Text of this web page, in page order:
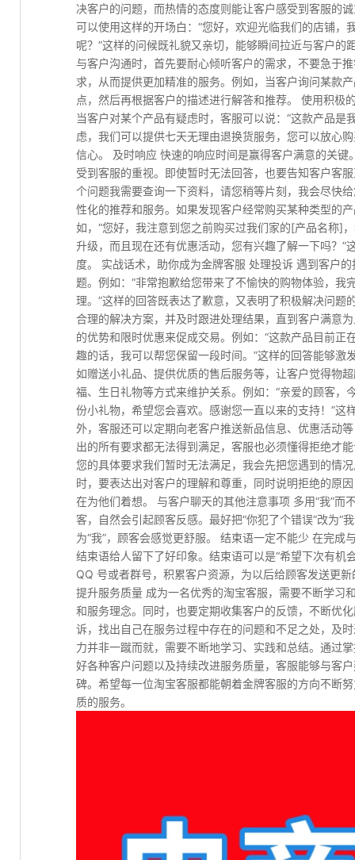
决客户的问题，而热情的态度则能让客户感受到客服的
可以使用这样的开场白：“您好，欢迎光临我们的店铺
呢？”这样的问候既礼貌又亲切，能够瞬间拉近与客户
与客户沟通时，首先要耐心倾听客户的需求，不要急于
求，从而提供更加精准的服务。例如，当客户询问某款
点，然后再根据客户的描述进行解答和推荐。 使用积极
当客户对某个产品有疑虑时，客服可以说：“这款产品
虑，我们可以提供七天无理由退换货服务，您可以放心
信心。 及时响应 快速的响应时间是赢得客户满意的关
受到客服的重视。即使暂时无法回答，也要告知客户客
个问题我需要查询一下资料，请您稍等片刻，我会尽快
性化的推荐和服务。如果发现客户经常购买某种类型的
如，“您好，我注意到您之前购买过我们家的[产品名称]
升级，而且现在还有优惠活动，您有兴趣了解一下吗？
度。 实战话术，助你成为金牌客服 处理投诉 遇到客户
题。例如：“非常抱歉给您带来了不愉快的购物体验，
理。”这样的回答既表达了歉意，又表明了积极解决问
合理的解决方案，并及时跟进处理结果，直到客户满意
的优势和限时优惠来促成交易。例如：“这款产品目前
趣的话，我可以帮您保留一段时间。”这样的回答能够
如赠送小礼品、提供优质的售后服务等，让客户觉得物
福、生日礼物等方式来维护关系。例如：“亲爱的顾客
份小礼物，希望您会喜欢。感谢您一直以来的支持！”
外，客服还可以定期向老客户推送新品信息、优惠活动
出的所有要求都无法得到满足，客服也必须懂得拒绝才
您的具体要求我们暂时无法满足，我会先把您遇到的情
时，要表达出对客户的理解和尊重，同时说明拒绝的原
在为他们着想。 与客户聊天的其他注意事项 多用“我”而
客，自然会引起顾客反感。最好把“你犯了个错误”改为“
为“我”，顾客会感觉更舒服。 结束语一定不能少 在完
结束语给人留下了好印象。结束语可以是“希望下次有机
QQ 号或者群号，积累客户资源，为以后给顾客发送更
提升服务质量 成为一名优秀的淘宝客服，需要不断学习
和服务理念。同时，也要定期收集客户的反馈，不断优
诉，找出自己在服务过程中存在的问题和不足之处，及
力并非一蹴而就，需要不断地学习、实践和总结。通过
好各种客户问题以及持续改进服务质量，客服能够与客
碑。希望每一位淘宝客服都能朝着金牌客服的方向不断
质的服务。